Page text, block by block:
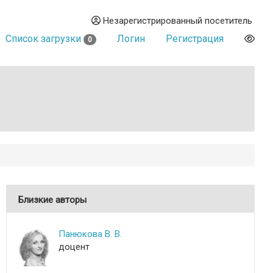
Незарегистрированный посетитель
Список загрузки 0 Логин Регистрация
Близкие авторы
Панюкова В. В.
доцент